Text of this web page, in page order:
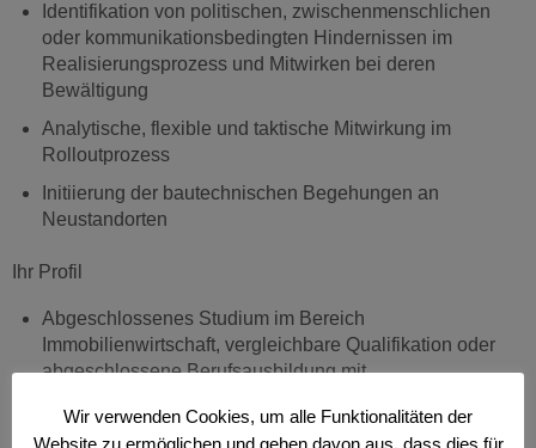
Identifikation von politischen, zwischenmenschlichen
oder kommunikationsbedingten Hindernissen im
Realisierungsprozess und Mitwirken bei deren
Bewältigung
Analytische, flexible und taktische Mitwirkung im
Rolloutprozess
Initiierung der bautechnischen Begehungen an
Neustandorten
Ihr Profil
Abgeschlossenes Studium im Bereich
Immobilienwirtschaft, vergleichbare Qualifikation oder
abgeschlossene Berufsausbildung mit
im Tätigkeitsfeld
Wir verwenden Cookies, um alle Funktionalitäten der
Website zu ermöglichen und gehen davon aus, dass dies für